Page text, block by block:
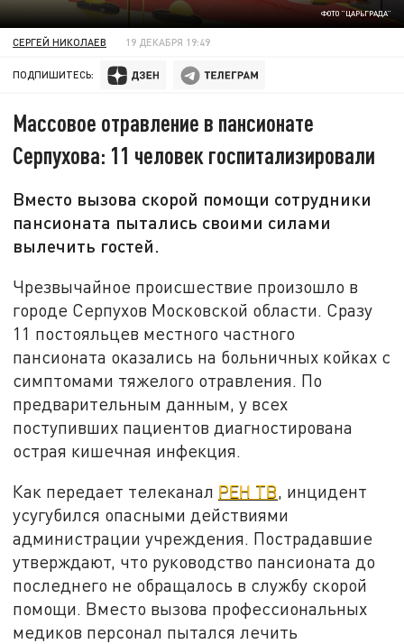
ФОТО "ЦАРЬГРАДА"
СЕРГЕЙ НИКОЛАЕВ 19 ДЕКАБРЯ 19:49
ПОДПИШИТЕСЬ:
Массовое отравление в пансионате
Серпухова: 11 человек госпитализировали
Вместо вызова скорой помощи сотрудники
пансионата пытались своими силами
вылечить гостей.
Чрезвычайное происшествие произошло в
городе Серпухов Московской области. Сразу
11 постояльцев местного частного
пансионата оказались на больничных койках с
симптомами тяжелого отравления. По
предварительным данным, у всех
поступивших пациентов диагностирована
острая кишечная инфекция.
Как передает телеканал РЕН ТВ, инцидент
усугубился опасными действиями
администрации учреждения. Пострадавшие
утверждают, что руководство пансионата до
последнего не обращалось в службу скорой
помощи. Вместо вызова профессиональных
медиков персонал пытался лечить